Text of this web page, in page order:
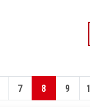
7 8 9